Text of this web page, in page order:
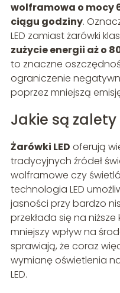
wolframowa o mocy
ciągu godziny.
LED zamiast żarówki
zużycie energii aż o
to znaczne
ograniczenie
poprzez mniejszą
Jakie są zalety
Żarówki LED oferują
tradycyjnych źródeł
wolframowe czy
technologia LED
jasności przy bardzo
przekłada się na
mniejszy wpływ na
sprawiają, że coraz
wymianę oświetlenia
LED.